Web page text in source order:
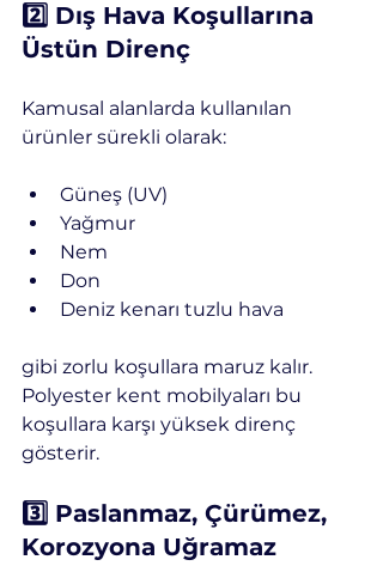
2️⃣ Dış Hava Koşullarına
Üstün Direnç
Kamusal alanlarda kullanılan
ürünler sürekli olarak:
Güneş (UV)
Yağmur
Nem
Don
Deniz kenarı tuzlu hava
gibi zorlu koşullara maruz kalır.
Polyester kent mobilyaları bu
koşullara karşı yüksek direnç
gösterir.
3️⃣ Paslanmaz, Çürümez,
Korozyona Uğramaz